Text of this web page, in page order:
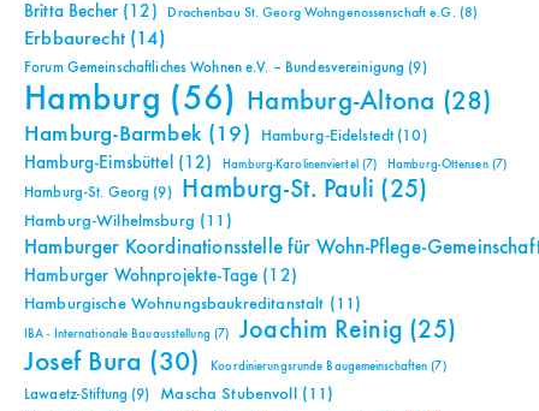
Britta Becher(12) Drachenbau St. Georg Wohngenossenschaft e.G. (8)
Erbbaurecht(14)
Forum Gemeinschaftliches Wohnen e.V. – Bundesvereinigung (9)
Hamburg (56) Hamburg-Altona (28)
Hamburg-Barmbek(19) Hamburg-Eidelstedt(10)
Hamburg-Eimsbüttel (12) Hamburg-Karolinenviertel (7) Hamburg-Ottensen(7)
Hamburg-St. Georg (9) Hamburg-St. Pauli (25)
Hamburg-Wilhelmsburg (11)
Hamburger Koordinationsstelle für Wohn-Pflege-
Hamburger Wohnprojekte-Tage (12)
Hamburgische Wohnungsbaukreditanstalt (11)
IBA - Internationale Bauausstellung (7) Joachim Reinig (25)
Josef Bura (30) Koordinierungsrunde Baugemeinschaften (7)
Lawaetz-Stiftung (9) Mascha Stubenvoll (11)